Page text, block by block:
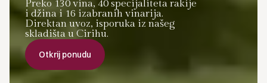
Preko 130 vina, 40 specijaliteta rakije
i džina i 16 izabranih vinarija.
Direktan uvoz, isporuka iz našeg
skladišta u Cirihu.
Otkrij ponudu